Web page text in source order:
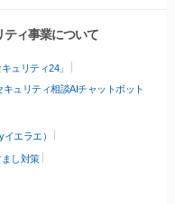
ティ事業について
ュリティ24」
キュリティ相談AIチャットボット
エラエ）
し対策